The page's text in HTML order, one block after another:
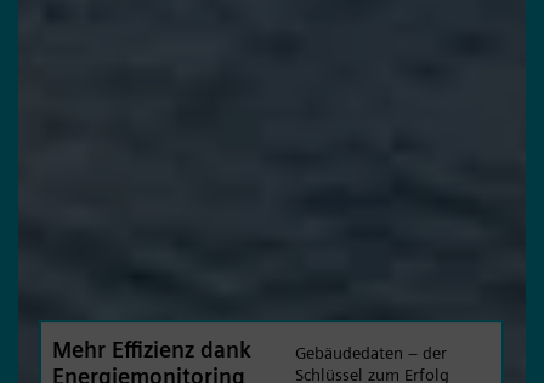
Mehr Effizienz dank
Energiemonitoring
Gebäudedaten – der
Schlüssel zum Erfolg